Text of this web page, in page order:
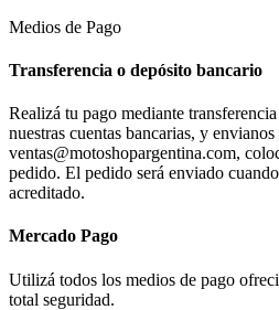
Medios de Pago
Transferencia o depósito bancario
Realizá tu pago mediante
nuestras cuentas bancarias, y
ventas@motoshopargentina.com,
pedido. El pedido será enviado
acreditado.
Mercado Pago
Utilizá todos los medios de pago
total seguridad.